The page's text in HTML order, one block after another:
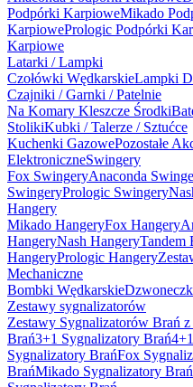
Podpórki KarpioweMikado
KarpiowePrologic Podpórki
Karpiowe
Latarki / Lampki
Czołówki WędkarskieLampki
Czajniki / Garnki / Patelnie
Na Komary Kleszcze Środki
StolikiKubki / Talerze / Sztućce
Kuchenki GazowePozostałe
ElektroniczneSwingery
Fox SwingeryAnaconda
SwingeryPrologic Swingery
Hangery
Mikado HangeryFox Hangery
HangeryNash HangeryTandem
HangeryPrologic Hangery
Mechaniczne
Bombki Wędkarskie
Zestawy sygnalizatorów
Zestawy Sygnalizatorów Brań z
Brań3+1 Sygnalizatory Brań
Sygnalizatory BrańFox
BrańMikado Sygnalizatory Brań